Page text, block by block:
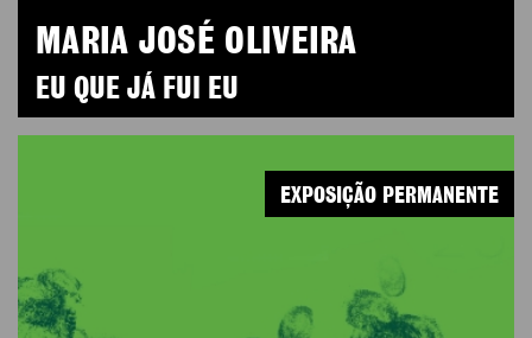
MARIA JOSÉ OLIVEIRA
EU QUE JÁ FUI EU
EXPOSIÇÃO PERMANENTE